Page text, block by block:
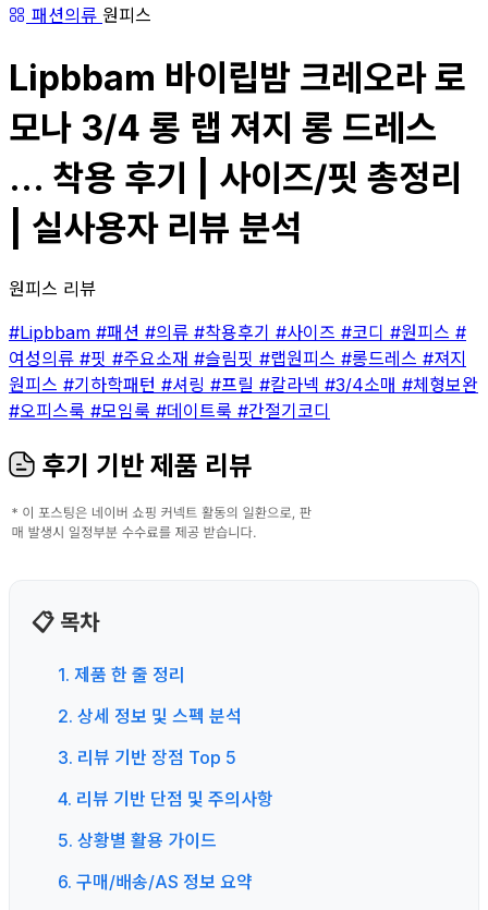
패션의류 원피스
Lipbbam 바이립밤 크레오라 로
모나 3/4 롱 랩 져지 롱 드레스
... 착용 후기 | 사이즈/핏 총정리
| 실사용자 리뷰 분석
원피스 리뷰
#Lipbbam #패션 #의류 #착용후기 #사이즈 #코디 #원피스 #
여성의류 #핏 #주요소재 #슬림핏 #랩원피스 #롱드레스 #져지
원피스 #기하학패턴 #셔링 #프릴 #칼라넥 #3/4소매 #체형보완
#오피스룩 #모임룩 #데이트룩 #간절기코디
후기 기반 제품 리뷰
📋 목차
1. 제품 한 줄 정리
2. 상세 정보 및 스펙 분석
3. 리뷰 기반 장점 Top 5
4. 리뷰 기반 단점 및 주의사항
5. 상황별 활용 가이드
6. 구매/배송/AS 정보 요약